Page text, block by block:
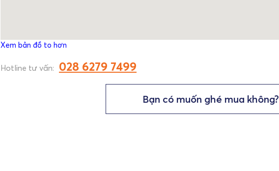
Xem bản đồ to hơn
Hotline tư vấn: 028 6279 7499
Bạn có muốn ghé mua không?